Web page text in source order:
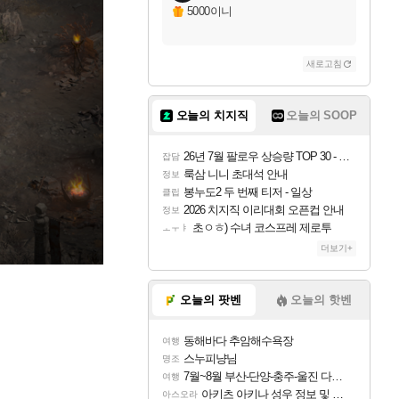
5000이니
새로고침
오늘의 치지직 오늘의 SOOP
잡담 26년 7월 팔로우 상승량 TOP 30 - 월간 치지직
정보 룩삼 니니 초대석 안내
클립 봉누도2 두 번째 티저 - 일상
정보 2026 치지직 이리대회 오픈컵 안내
ㅗㅜㅑ 초ㅇㅎ) 수녀 코스프레 제로투
더보기+
오늘의 팟벤 오늘의 핫벤
여행 동해바다 추암해수욕장
명조 스누피냥님
여행 7월~8월 부산-단양-충주-울진 다녀왔어요~
아스오라 아키츠 아키나 성우 정보 및 주요 필모